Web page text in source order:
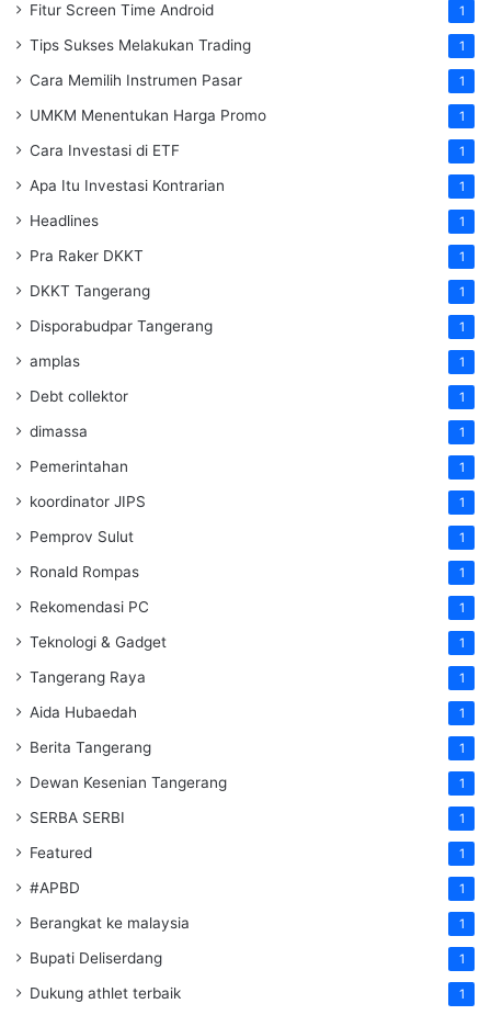
Fitur Screen Time Android 1
Tips Sukses Melakukan Trading 1
Cara Memilih Instrumen Pasar 1
UMKM Menentukan Harga Promo 1
Cara Investasi di ETF 1
Apa Itu Investasi Kontrarian 1
Headlines 1
Pra Raker DKKT 1
DKKT Tangerang 1
Disporabudpar Tangerang 1
amplas 1
Debt collektor 1
dimassa 1
Pemerintahan 1
koordinator JIPS 1
Pemprov Sulut 1
Ronald Rompas 1
Rekomendasi PC 1
Teknologi & Gadget 1
Tangerang Raya 1
Aida Hubaedah 1
Berita Tangerang 1
Dewan Kesenian Tangerang 1
SERBA SERBI 1
Featured 1
#APBD 1
Berangkat ke malaysia 1
Bupati Deliserdang 1
Dukung athlet terbaik 1